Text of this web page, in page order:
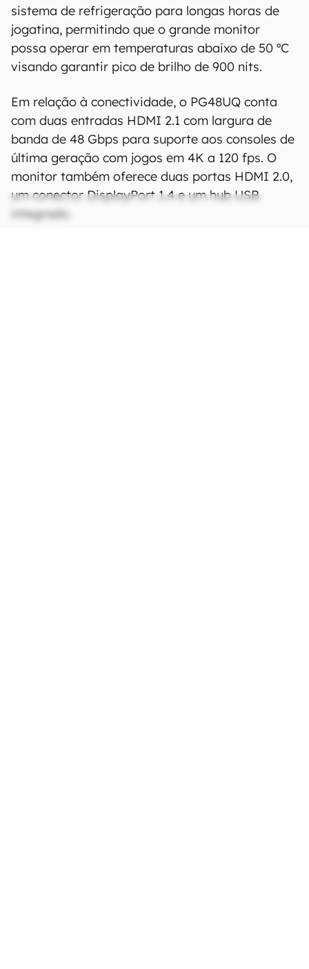
sistema de refrigeração para longas horas de
jogatina, permitindo que o grande monitor
possa operar em temperaturas abaixo de 50 ºC
visando garantir pico de brilho de 900 nits.
Em relação à conectividade, o PG48UQ conta
com duas entradas HDMI 2.1 com largura de
banda de 48 Gbps para suporte aos consoles de
última geração com jogos em 4K a 120 fps. O
monitor também oferece duas portas HDMI 2.0,
um conector DisplayPort 1.4 e um hub USB
integrado.